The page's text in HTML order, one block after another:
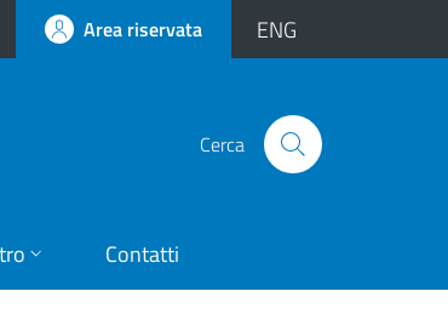
Area riservata ENG
Cerca
Contatti